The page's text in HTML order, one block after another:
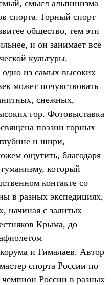
смысл альпинизма
спорта. Горный спорт
общество, тем эти
и он занимает все
культуры.
из самых высоких
может почувствовать
снежных,
гор. Фотовыставка
поэзии горных
и шири,
ощутить, благодаря
который
контакте со
в разных экспедициях,
начиная с залитых
Крыма, до
и Гималаев. Автор
спорта России по
России в разных